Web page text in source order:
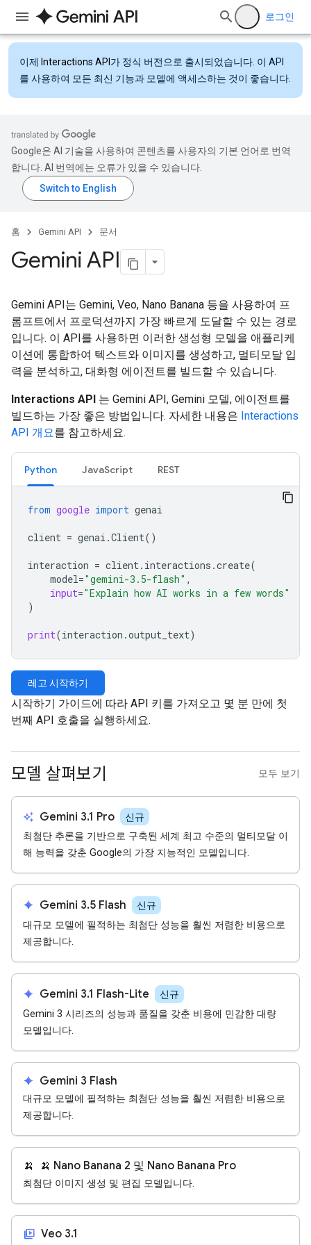
로그인
이제 Interactions API 가 정식 버전으로 출시되었습니다. 이 API
를 사용하여 모든 최신 기능과 모델에 액세스하는 것이 좋습니다.
Google은 AI 기술을 사용하여 콘텐츠를 사용자의 기본 언어로 번역
합니다. AI 번역에는 오류가 있을 수 있습니다.
홈 Gemini API 문서
Gemini API
Gemini API는 Gemini, Veo, Nano Banana 등을 사용하여 프
롬프트에서 프로덕션까지 가장 빠르게 도달할 수 있는 경로
입니다. 이 API를 사용하면 이러한 생성형 모델을 애플리케
이션에 통합하여 텍스트와 이미지를 생성하고, 멀티모달 입
력을 분석하고, 대화형 에이전트를 빌드할 수 있습니다.
Interactions API 는 Gemini API, Gemini 모델, 에이전트를
빌드하는 가장 좋은 방법입니다. 자세한 내용은 Interactions
API 개요를 참고하세요.
Python JavaScript REST
from google import genai
client = genai .Client()
interaction = client. interactions .create(
model="gemini-3.5-flash" ,
input="Explain how AI works in a few words"
)
print(interaction .output_text)
레고 시작하기
시작하기 가이드에 따라 API 키를 가져오고 몇 분 만에 첫
번째 API 호출을 실행하세요.
모델 살펴보기 모두 보기
auto_awesome Gemini 3.1 Pro 신규
최첨단 추론을 기반으로 구축된 세계 최고 수준의 멀티모달 이
해 능력을 갖춘 Google의 가장 지능적인 모델입니다.
spark Gemini 3.5 Flash 신규
대규모 모델에 필적하는 최첨단 성능을 훨씬 저렴한 비용으로
제공합니다.
spark Gemini 3.1 Flash-Lite 신규
Gemini 3 시리즈의 성능과 품질을 갖춘 비용에 민감한 대량
모델입니다.
spark Gemini 3 Flash
대규모 모델에 필적하는 최첨단 성능을 훨씬 저렴한 비용으로
제공합니다.
🍌 🍌 Nano Banana 2 및 Nano Banana Pro
최첨단 이미지 생성 및 편집 모델입니다.
video_library Veo 3.1